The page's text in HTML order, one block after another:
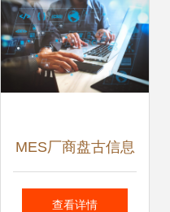
全
MES厂商盘古信息
以数字化之力，驱
查看详情